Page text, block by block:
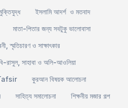
ইসলামি আদর্শ ও মতবাদ
মাতা-পিতার জন্য সবটুকু ভালোবাসা
স্মৃতিচারণ ও সাক্ষাৎকার
রাসুল, সাহাবা ও অলি-আওলিয়া
কুরআন বিষয়ক আলোচনা
সাহিত্য সমালোচনা
শিক্ষনীয় মজার গল্প